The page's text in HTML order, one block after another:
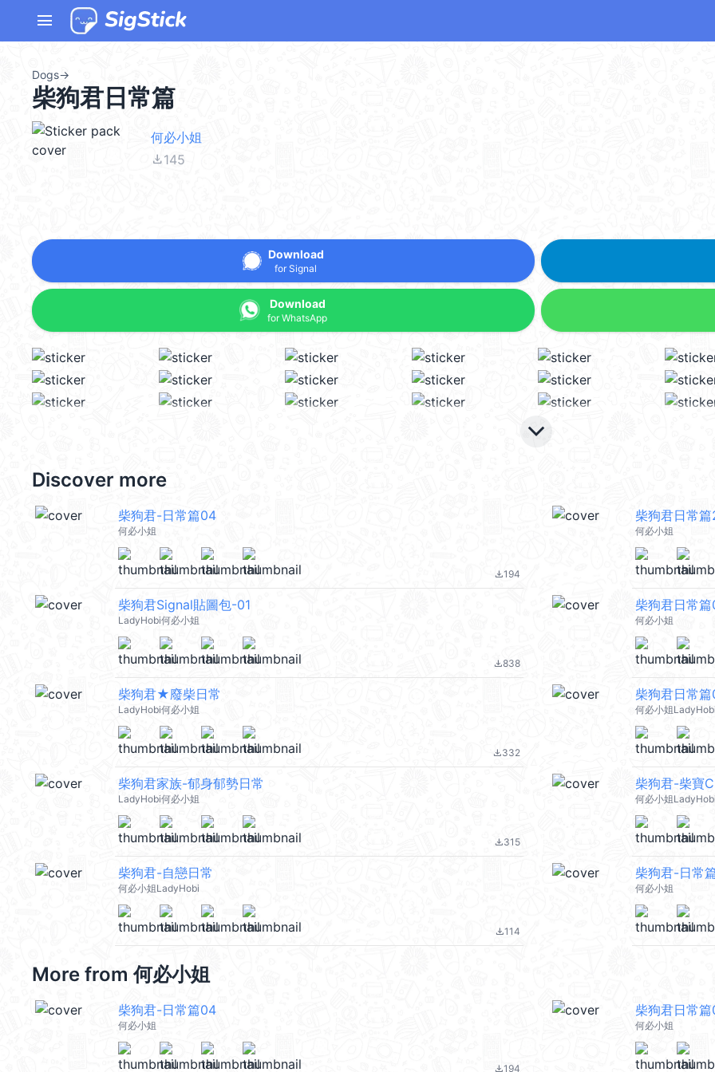
menu
Dogs→
柴狗君日常篇
何必小姐
file_download145
Download
for Signal
Download
for WhatsApp
keyboard_arrow_down
Discover more
柴狗君-日常篇04
何必小姐
file_download194
柴狗君日常篇
何必小姐
柴狗君Signal貼圖包-01
LadyHobi何必小姐
file_download838
柴狗君日常
何必小姐
柴狗君★廢柴日常
LadyHobi何必小姐
file_download332
柴狗君日常
何必小姐LadyHobi
柴狗君家族-郁身郁勢日常
LadyHobi何必小姐
file_download315
柴狗君-柴寶
何必小姐LadyHobi
柴狗君-自戀日常
何必小姐LadyHobi
file_download114
柴狗君-日常
何必小姐
More from何必小姐
柴狗君-日常篇04
何必小姐
file_download194
柴狗君日常
何必小姐